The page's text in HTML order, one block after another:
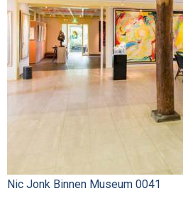
Nic Jonk Binnen Museum 0041